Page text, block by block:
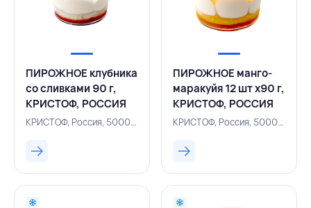
ПИРОЖНОЕ клубника
со сливками 90 г,
КРИСТОФ, РОССИЯ
КРИСТОФ, Россия, 500000499
ПИРОЖНОЕ манго-
маракуйя 12 шт х90 г,
КРИСТОФ, РОССИЯ
КРИСТОФ, Россия, 500003786